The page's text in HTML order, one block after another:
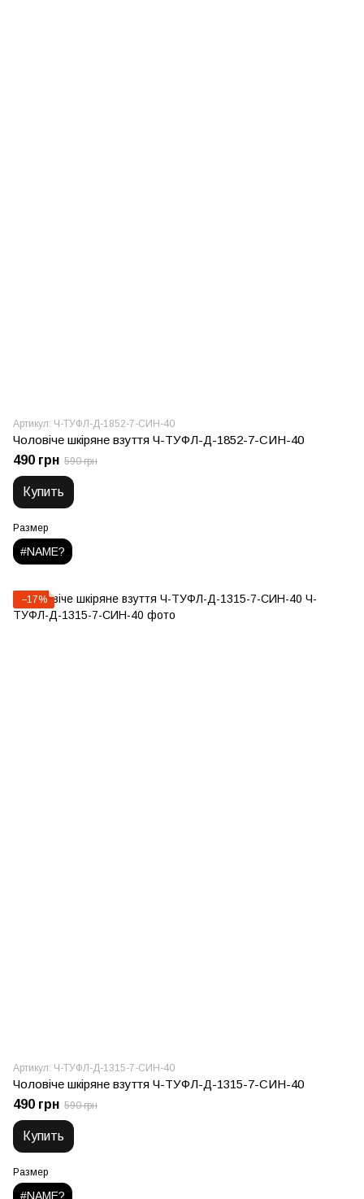
Артикул: Ч-ТУФЛ-Д-1852-7-СИН-40
Чоловіче шкіряне взуття Ч-ТУФЛ-Д-1852-7-СИН-40
490 грн 590 грн
Купить
Размер
#NAME?
−17%
Артикул: Ч-ТУФЛ-Д-1315-7-СИН-40
Чоловіче шкіряне взуття Ч-ТУФЛ-Д-1315-7-СИН-40
490 грн 590 грн
Купить
Размер
#NAME?